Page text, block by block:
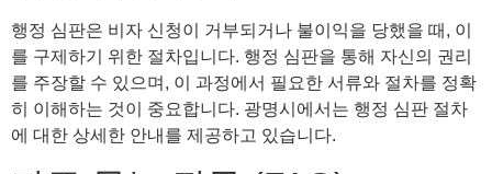
행정 심판은 비자 신청이 거부되거나 불이익을 당했을 때, 이
를 구제하기 위한 절차입니다. 행정 심판을 통해 자신의 권리
를 주장할 수 있으며, 이 과정에서 필요한 서류와 절차를 정확
히 이해하는 것이 중요합니다. 광명시에서는 행정 심판 절차
에 대한 상세한 안내를 제공하고 있습니다.